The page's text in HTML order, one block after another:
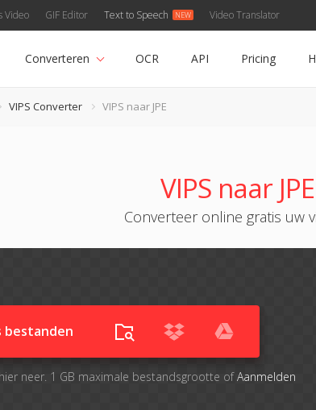
Video GIF Editor Text to Speech Video Translator
Converteren OCR API Pricing
VIPS Converter VIPS naar JPE
VIPS naar
Converteer online gratis uw
bestanden
neer. 1 GB maximale bestandsgrootte ofAanmelden